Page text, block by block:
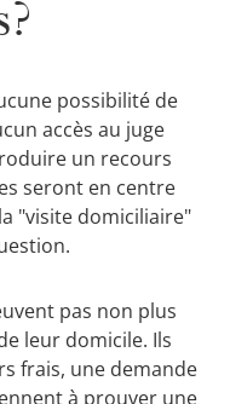
possibilité de
accès au juge
un recours
seront en centre
"visite domiciliaire"
pas non plus
leur domicile. Ils
frais, une demande
à prouver une